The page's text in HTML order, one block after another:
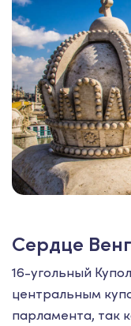
Сердце
16-угольный
центральным
парламента, так